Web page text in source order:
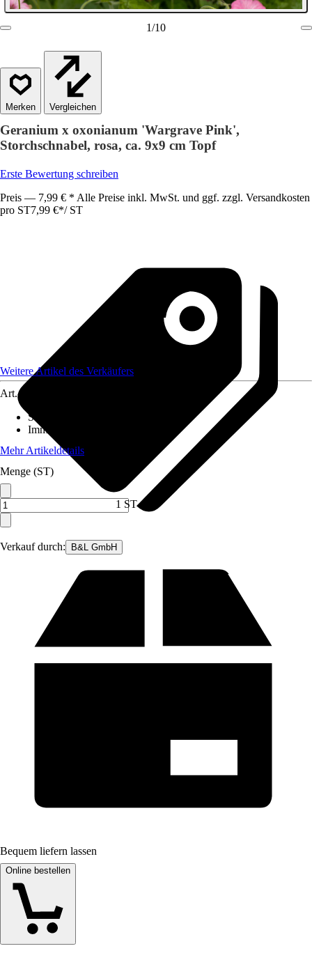
1/10
Vergleichen
Geranium x oxonianum 'Wargrave Pink',
Storchschnabel, rosa, ca. 9x9 cm Topf
Erste Bewertung schreiben
Preis — 7,99 € * Alle Preise inkl. MwSt. und ggf. zzgl. Versandkosten
pro ST7,99 €*/ ST
Verkauf durch: B&L GmbH
Weitere Artikel des Verkäufers
Art.-Nr.
Standort
Immergrün
Mehr Artikeldetails
Menge (ST)
1 ST
Bequem liefern lassen
Online bestellen